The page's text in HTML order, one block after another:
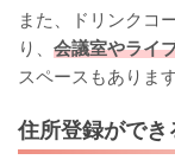
また、ドリンクコ
り、 会議室やライ
スペースもあります
住所登録ができ